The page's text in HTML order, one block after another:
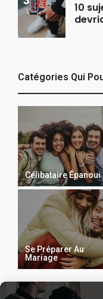
10
Catégories Qui
Célibataire Épanoui
Se Préparer Au
Mariage